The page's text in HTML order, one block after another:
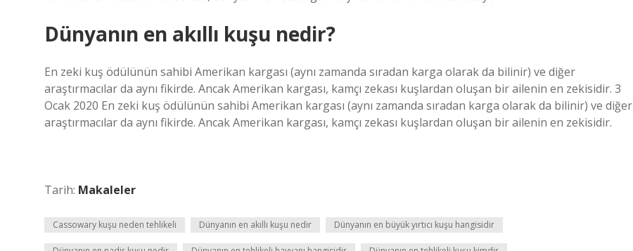
Dünyanın en akıllı kuşu nedir?
En zeki kuş ödülünün sahibi Amerikan kargası (aynı zamanda sıradan karga olarak da bilinir) ve diğer
araştırmacılar da aynı fikirde. Ancak Amerikan kargası, kamçı zekası kuşlardan oluşan bir ailenin en zekisidir. 3
Ocak 2020 En zeki kuş ödülünün sahibi Amerikan kargası (aynı zamanda sıradan karga olarak da bilinir) ve diğer
araştırmacılar da aynı fikirde. Ancak Amerikan kargası, kamçı zekası kuşlardan oluşan bir ailenin en zekisidir.
Tarih: Makaleler
Cassowary kuşu neden tehlikeli Dünyanın en akıllı kuşu nedir Dünyanın en büyük yırtıcı kuşu hangisidir